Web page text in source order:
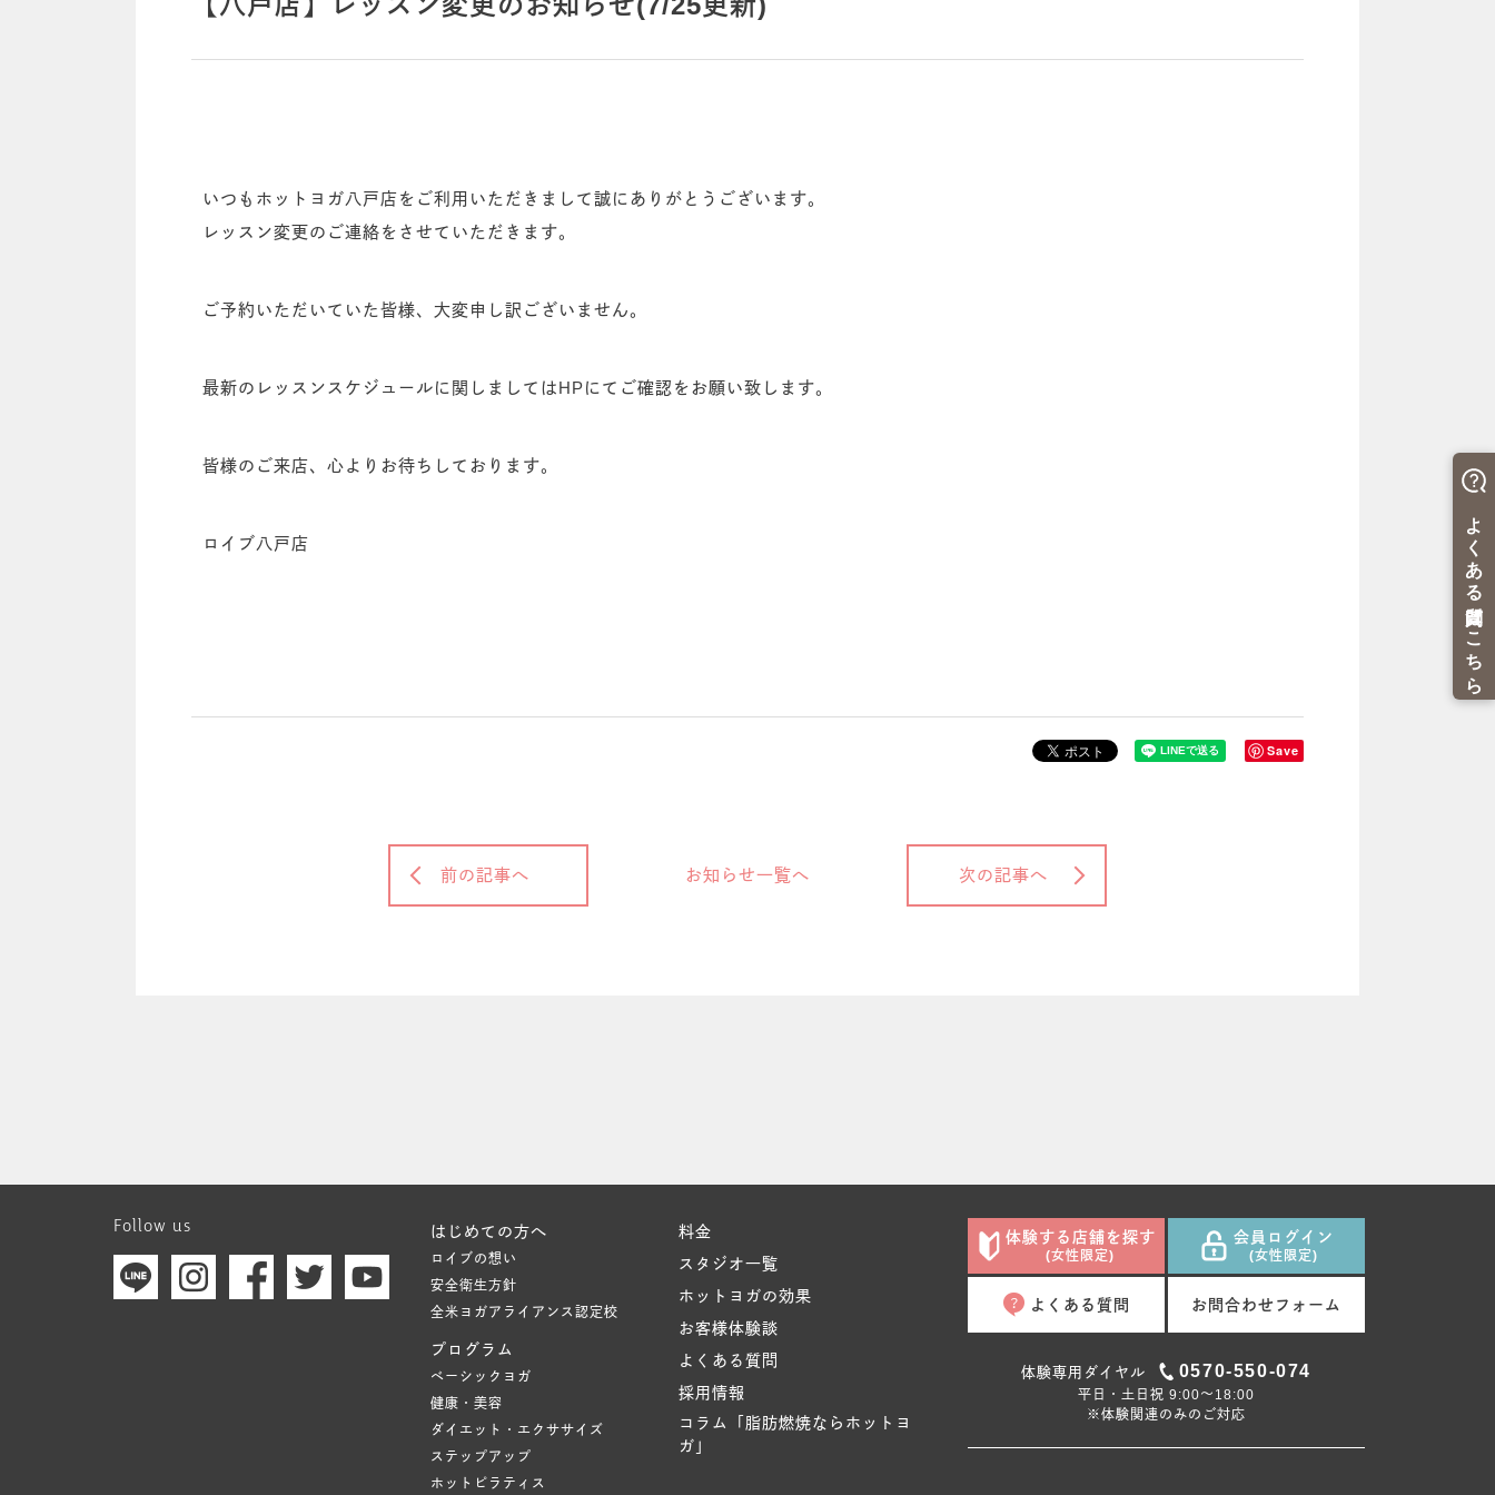
いつもホットヨガ八戸店をご利用いただきまして誠にありがとうございます。
レッスン変更のご連絡をさせていただきます。
ご予約いただいていた皆様、大変申し訳ございません。
最新のレッスンスケジュールに関しましてはHPにてご確認をお願い致します。
皆様のご来店、心よりお待ちしております。
ロイブ八戸店
Save
前の記事へ お知らせ一覧へ 次の記事へ
Follow us はじめての方へ
ロイブの想い
安全衛生方針
全米ヨガアライアンス認定校
プログラム
ベーシックヨガ
健康・美容
ダイエット・エクササイズ
ステップアップ
ホットピラティス
料金
スタジオ一覧
ホットヨガの効果
お客様体験談
よくある質問
採用情報
コラム「脂肪燃焼ならホットヨ
ガ」
体験する店舗を探す
(女性限定)
会員ログイン
(女性限定)
よくある質問 お問合わせフォーム
体験専用ダイヤル 0570-550-074
平日・土日祝 9:00〜18:00
※体験関連のみのご対応